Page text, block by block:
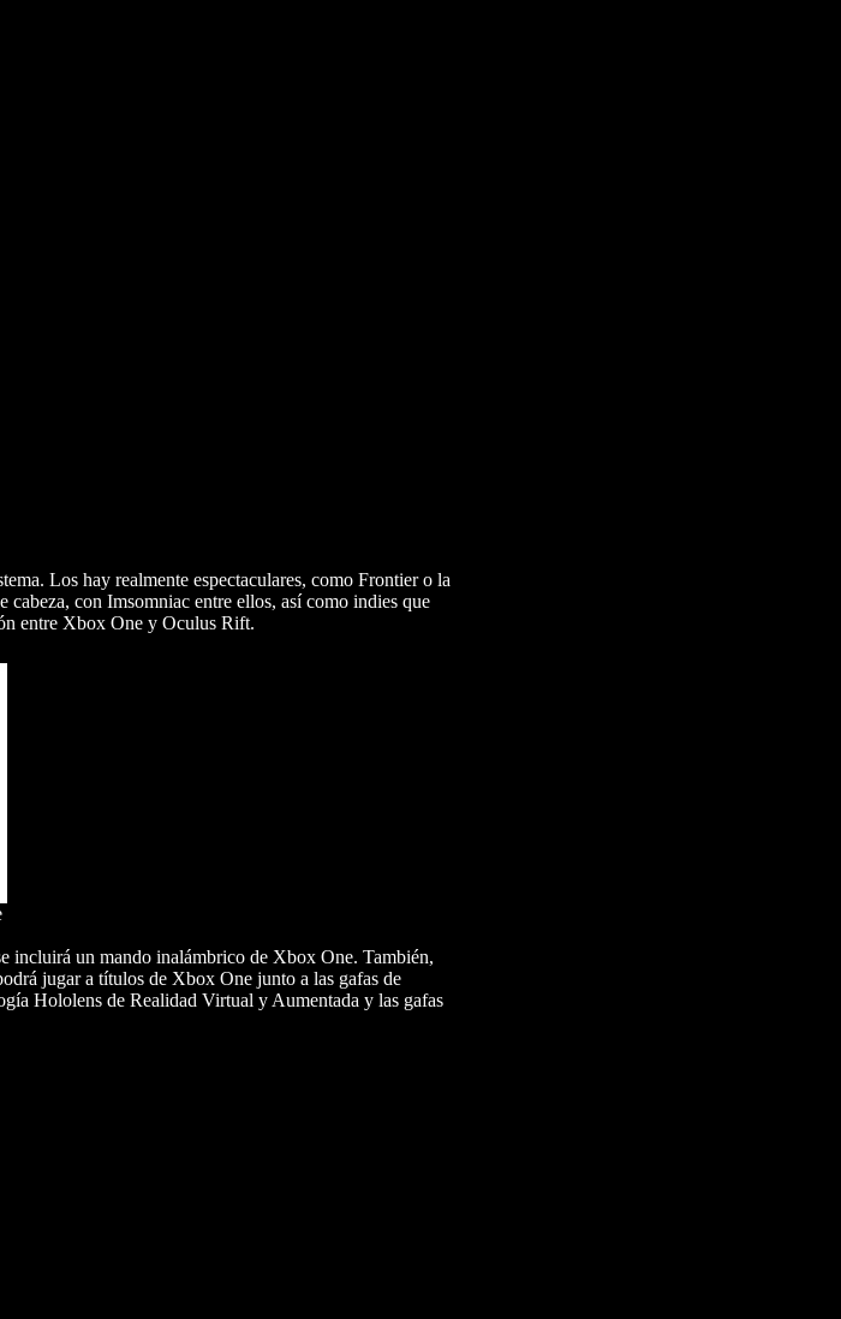
Los hay realmente espectaculares, como Frontier o la
con Imsomniac entre ellos, así como indies que
entre Xbox One y Oculus Rift.
incluirá un mando inalámbrico de Xbox One. También,
jugar a títulos de Xbox One junto a las gafas de
Hololens de Realidad Virtual y Aumentada y las gafas